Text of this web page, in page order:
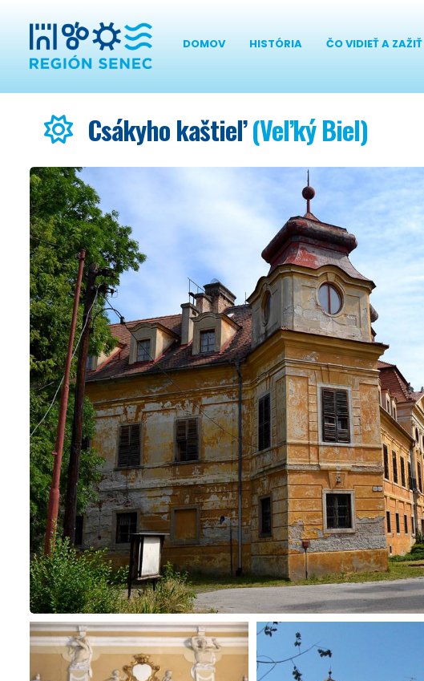
DOMOV HISTÓRIA ČO VIDIEŤ A ZAŽIŤ
Csákyho kaštieľ(Veľký Biel)